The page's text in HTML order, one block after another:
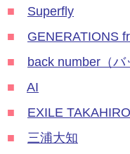
■
Superfly
■
GENERATIONS
■
back number（バ
■
AI
■
EXILE TAKAHIRO
■
三浦大知